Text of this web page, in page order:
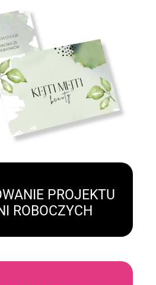
PROJEKTU
ROBOCZYCH